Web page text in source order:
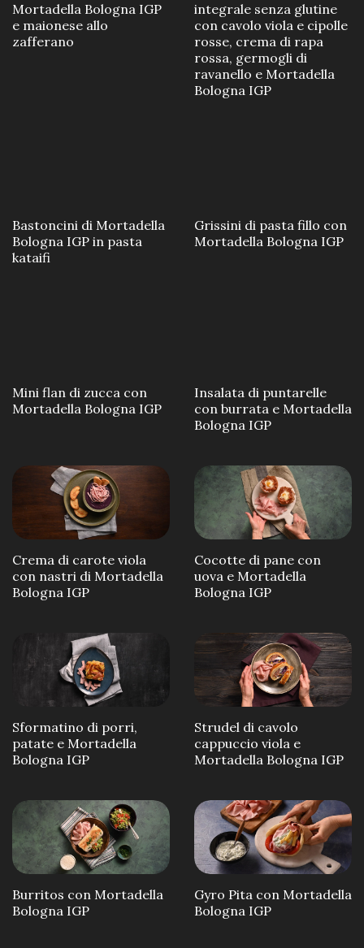
Mortadella Bologna IGP
e maionese allo
zafferano
integrale senza glutine
con cavolo viola e cipolle
rosse, crema di rapa
rossa, germogli di
ravanello e Mortadella
Bologna IGP
Bastoncini di Mortadella
Bologna IGP in pasta
kataifi
Grissini di pasta fillo con
Mortadella Bologna IGP
Mini flan di zucca con
Mortadella Bologna IGP
Insalata di puntarelle
con burrata e Mortadella
Bologna IGP
Crema di carote viola
con nastri di Mortadella
Bologna IGP
Cocotte di pane con
uova e Mortadella
Bologna IGP
Sformatino di porri,
patate e Mortadella
Bologna IGP
Strudel di cavolo
cappuccio viola e
Mortadella Bologna IGP
Burritos con Mortadella
Bologna IGP
Gyro Pita con Mortadella
Bologna IGP